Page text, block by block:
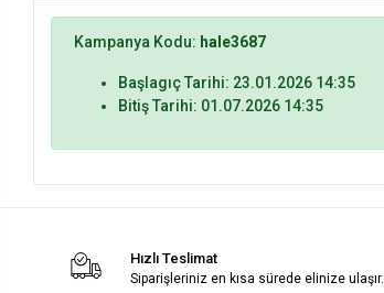
Kampanya Kodu: hale3687
Başlagıç Tarihi: 23.01.2026 14:35
Bitiş Tarihi: 01.07.2026 14:35
Hızlı Teslimat
Siparişleriniz en kısa sürede elinize ulaşır.